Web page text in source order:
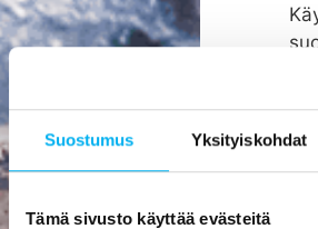
Suostumus Yksityiskohdat
Tämä sivusto käyttää evästeitä